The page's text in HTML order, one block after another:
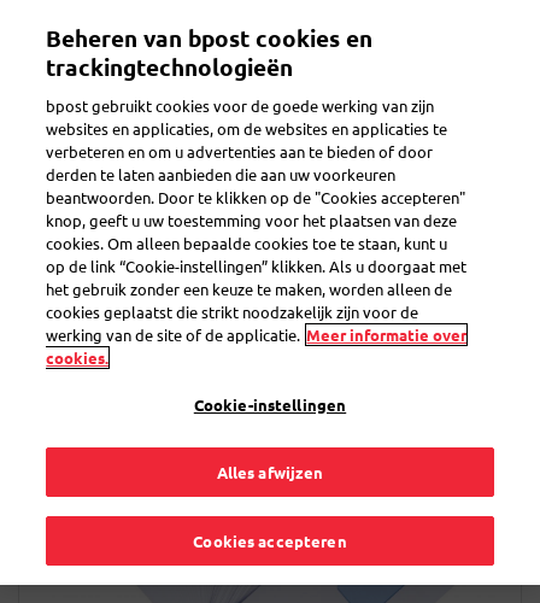
inhoud
Mijn account
Zoeken
Omslagen US met venster
Productcode SEL0000006379
Beheren van bpost cookies en
trackingtechnologieën
bpost gebruikt cookies voor de goede werking van zijn
websites en applicaties, om de websites en applicaties te
verbeteren en om u advertenties aan te bieden of door
derden te laten aanbieden die aan uw voorkeuren
beantwoorden. Door te klikken op de "Cookies accepteren"
knop, geeft u uw toestemming voor het plaatsen van deze
cookies. Om alleen bepaalde cookies toe te staan, kunt u
op de link “Cookie-instellingen” klikken. Als u doorgaat met
het gebruik zonder een keuze te maken, worden alleen de
cookies geplaatst die strikt noodzakelijk zijn voor de
werking van de site of de applicatie. Meer informatie over
cookies.
Cookie-instellingen
Alles afwijzen
Cookies accepteren